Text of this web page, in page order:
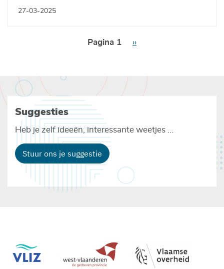
27-03-2025
Pagina 1
Volgende
››
Suggesties
Heb je zelf ideeën, interessante weetjes ...
Stuur ons je suggestie